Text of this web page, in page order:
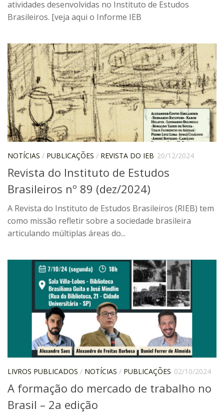
Manuel Correia de Andrade – o divulgador
científico
Biblioteca
Sobre
Biblioteca Digital
Dedalus
Mecila
Red BAALC
Exposições Passadas
Aquisição de Acervo
Exposições
Guia do IEB
Reprodução
Extroversão
Projeto Brasil-África
Projeto Brasil Ciência
Bluteau
Medicina
atividades desenvolvidas no Instituto de Estudos
Brasileiros. [veja aqui o Informe IEB
NOTÍCIAS / PUBLICAÇÕES / REVISTA DO IEB 20/12/2024
Revista do Instituto de Estudos
Brasileiros nº 89 (dez/2024)
A Revista do Instituto de Estudos Brasileiros (RIEB) tem
como missão refletir sobre a sociedade brasileira
articulando múltiplas áreas do...
LIVROS PUBLICADOS / NOTÍCIAS / PUBLICAÇÕES 02/10/2024
A formação do mercado de trabalho no
Brasil – 2a edição